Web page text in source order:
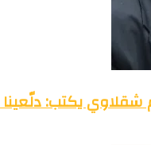
شقلاوي يكتب: